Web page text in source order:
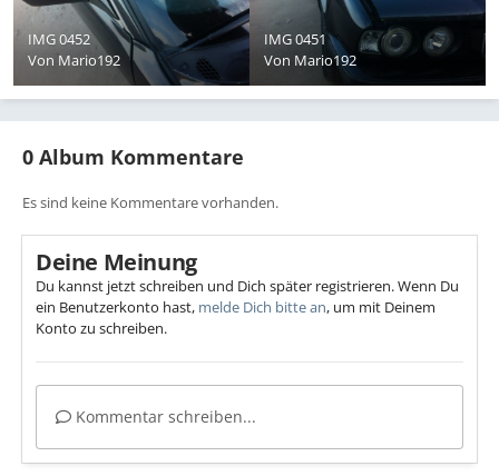
IMG 0452
Von Mario192
IMG 0451
Von Mario192
0 Album Kommentare
Es sind keine Kommentare vorhanden.
Deine Meinung
Du kannst jetzt schreiben und Dich später registrieren. Wenn Du
ein Benutzerkonto hast, melde Dich bitte an, um mit Deinem
Konto zu schreiben.
Kommentar schreiben...